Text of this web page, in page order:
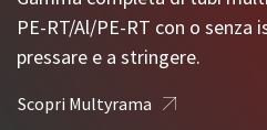
PE-RT/Al/PE-RT con o senza
pressare e a stringere.
Scopri Multyrama
Gamma completa di tubi e
fluidi freddi e caldi in pressione.
Scopri Coprax
Sistema completo di tubi in
Scopri Tuborama